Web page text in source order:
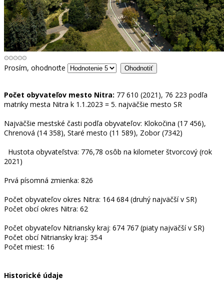
Prosím, ohodnoťte
Počet obyvateľov mesto Nitra: 77 610 (2021), 76 223 podľa
matriky mesta Nitra k 1.1.2023 = 5. najväčšie mesto SR
Najväčšie mestské časti podľa obyvateľov: Klokočina (17 456),
Chrenová (14 358), Staré mesto (11 589), Zobor (7342)
Hustota obyvateľstva: 776,78 osôb na kilometer štvorcový (rok
2021)
Prvá písomná zmienka: 826
Počet obyvateľov okres Nitra: 164 684 (druhý najväčší v SR)
Počet obcí okres Nitra: 62
Počet obyvateľov Nitriansky kraj: 674 767 (piaty najväčší v SR)
Počet obcí Nitriansky kraj: 354
Počet miest: 16
Historické údaje